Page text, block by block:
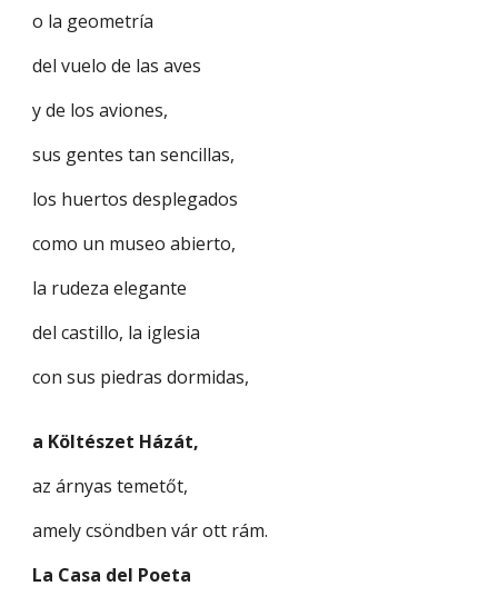
o la geometría
del vuelo de las aves
y de los aviones,
sus gentes tan sencillas,
los huertos desplegados
como un museo abierto,
la rudeza elegante
del castillo, la iglesia
con sus piedras dormidas,
a Költészet Házát,
az árnyas temetőt,
amely csöndben vár ott rám.
La Casa del Poeta